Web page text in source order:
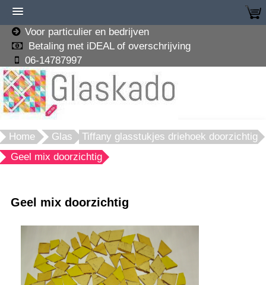
Voor particulier en bedrijven
Betaling met iDEAL of overschrijving
06-14787997
Home Glas
Tiffany glasstukjes driehoek doorzichtig
Geel mix doorzichtig
Geel mix doorzichtig